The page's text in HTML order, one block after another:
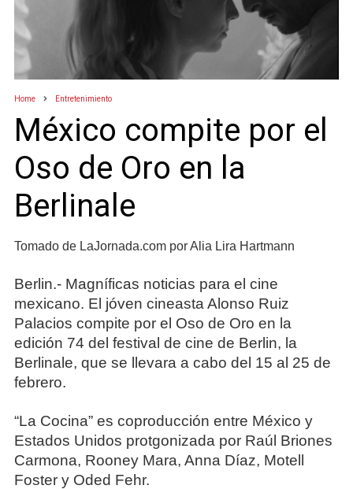
Home Entretenimiento
México compite por el
Oso de Oro en la
Berlinale
Tomado de LaJornada.com por Alia Lira Hartmann
Berlin.- Magníficas noticias para el cine
mexicano. El jóven cineasta Alonso Ruiz
Palacios compite por el Oso de Oro en la
edición 74 del festival de cine de Berlin, la
Berlinale, que se llevara a cabo del 15 al 25 de
febrero.
“La Cocina” es coproducción entre México y
Estados Unidos protgonizada por Raúl Briones
Carmona, Rooney Mara, Anna Díaz, Motell
Foster y Oded Fehr.